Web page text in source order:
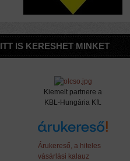
ITT IS KERESHET MINKET
Kiemelt partnere a
KBL-Hungária Kft.
Árukereső, a hiteles
vásárlási kalauz